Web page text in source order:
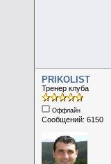
PRIKOLIST
Тренер клуба
Оффлайн
Сообщений: 6150